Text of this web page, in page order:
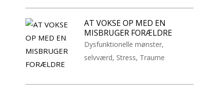
AT VOKSE OP MED EN
MISBRUGER FORÆLDRE
Dysfunktionelle mønster,
selvværd, Stress, Traume